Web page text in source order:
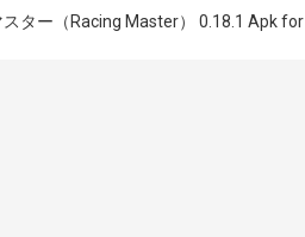
ター（Racing Master） 0.18.1 Apk for